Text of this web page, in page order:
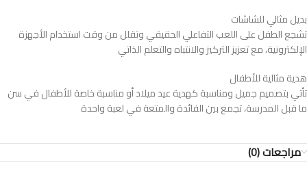
بديل مثالي للشاشات
تشجع الطفل على اللعب التفاعلي الحقيقي وتقلل من وقت استخدام الأجهزة
الإلكترونية، مع تعزيز التركيز والانتباه والتعلم الذاتي
هدية مثالية للأطفال
تأتي بتصميم جميل ومناسبة كهدية عيد ميلاد أو مناسبة خاصة للأطفال في سن
ما قبل المدرسة، تجمع بين الفائدة والمتعة في لعبة واحدة
مراجعات (0)